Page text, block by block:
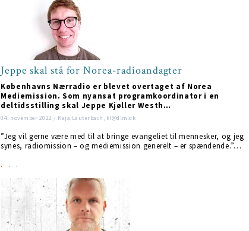
Jeppe skal stå for Norea-radioandagter
Københavns Nærradio er blevet overtaget af Norea
Mediemission. Som nyansat programkoordinator i en
deltidsstilling skal Jeppe Kjøller Westh…
04. november 2022 / Kaja Lauterbach, kl@dlm.dk
”Jeg vil gerne være med til at bringe evangeliet til mennesker, og jeg
synes, radiomission – og mediemission generelt – er spændende.”…